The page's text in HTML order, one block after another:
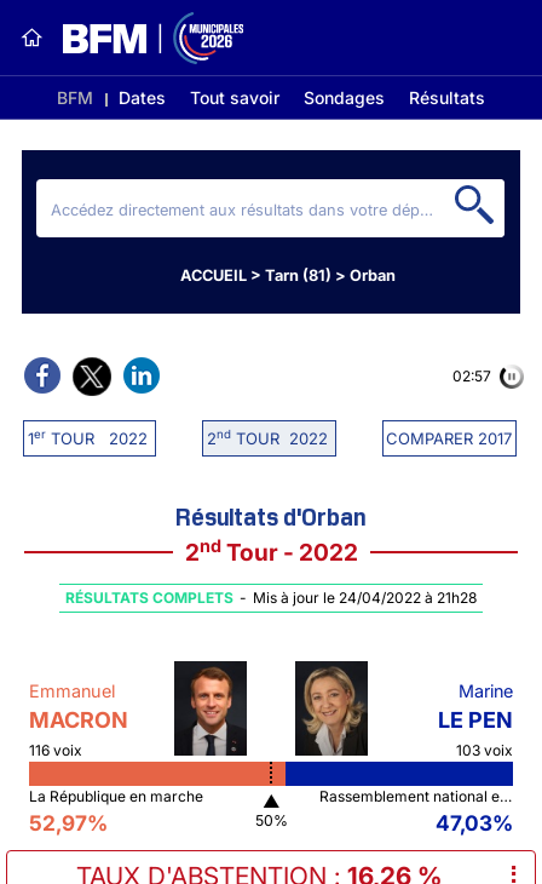
BFM Dates Tout savoir Sondages Résultats
ACCUEIL > Tarn (81) > Orban
1erTOUR 2022 2ndTOUR 2022 COMPARER 2017
02:56
Résultats d'Orban
2ndTour - 2022
RÉSULTATS COMPLETS - Mis à jour le 24/04/2022 à 21h28
Emmanuel
MACRON
116 voix
Marine
LE PEN
103 voix
La République en marche
52,97%
▲
50%
Rassemblement national et ses alliés
47,03%
TAUX D'ABSTENTION : 16,26 % ⠇